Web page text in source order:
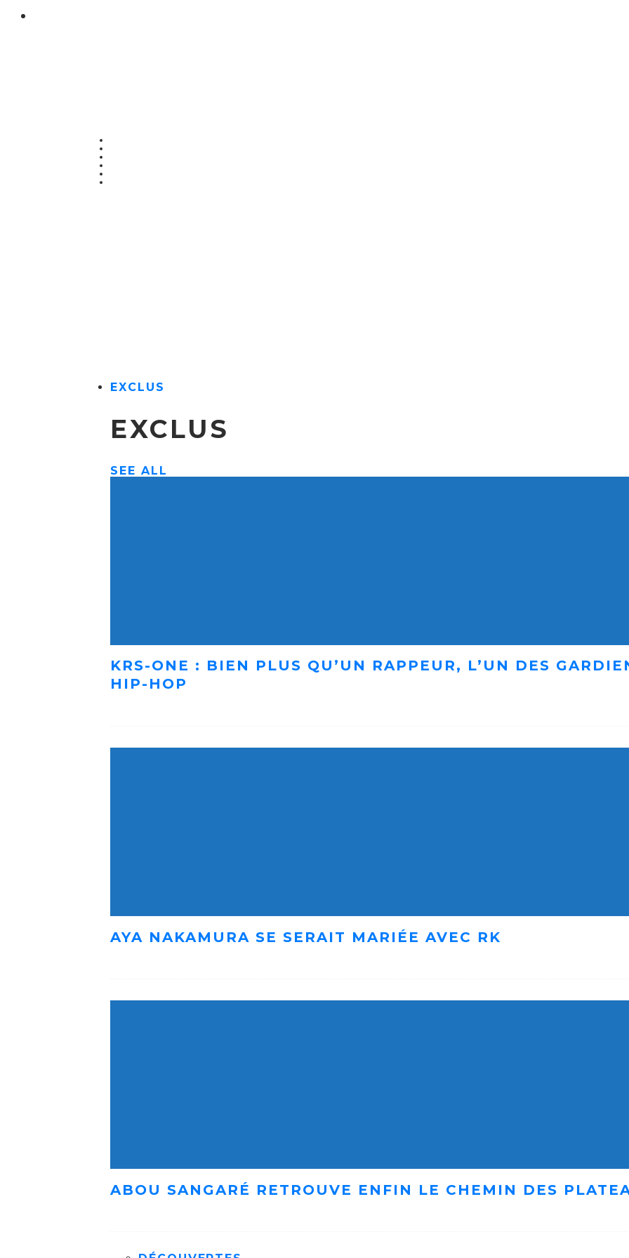
EXCLUS
EXCLUS
SEE ALL
KRS-ONE : BIEN PLUS QU’UN RAPPEUR, L’UN DES
HIP-HOP
AYA NAKAMURA SE SERAIT MARIÉE AVEC RK
ABOU SANGARÉ RETROUVE ENFIN LE CHEMIN DES